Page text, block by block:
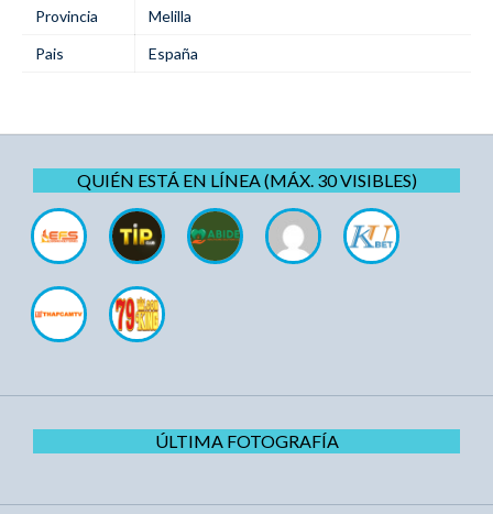
Provincia
Melilla
Pais
España
QUIÉN ESTÁ EN LÍNEA (MÁX. 30 VISIBLES)
ÚLTIMA FOTOGRAFÍA